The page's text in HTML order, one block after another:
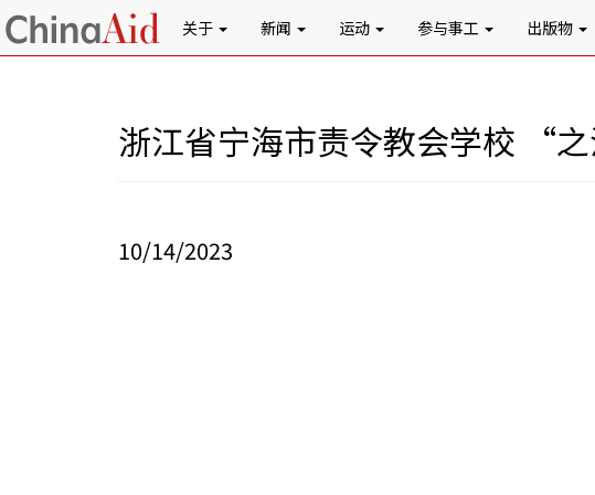
关于 新闻 运动 参与事工 出版物
浙江省宁海市责令教会学校 “
10/14/2023